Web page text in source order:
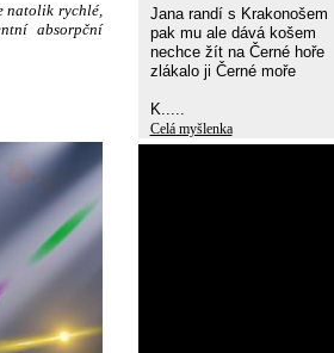
natolik rychlé,
absorpční
Jana randí s Krakonošem
pak mu ale dává košem
nechce žít na Černé hoře
zlákalo ji Černé moře
K.....
Celá myšlenka